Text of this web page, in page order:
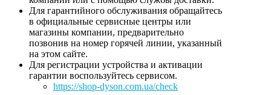
Для гарантийного обслуживания обращайтесь
в официальные сервисные центры или
магазины компании, предварительно
позвонив на номер горячей линии, указанный
на этом сайте.
Для регистрации устройства и активации
гарантии воспользуйтесь сервисом.
https://shop-dyson.com.ua/check